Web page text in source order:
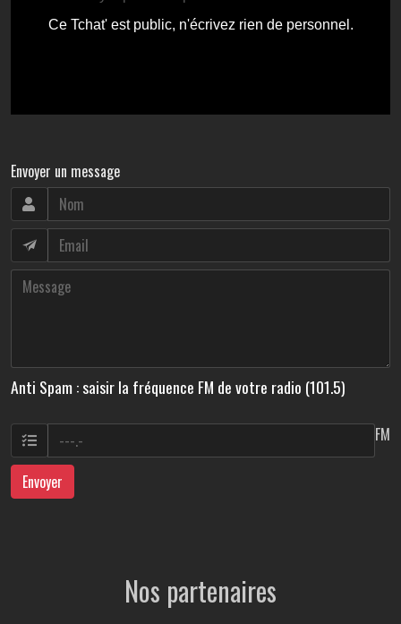
Envoyer un message
Anti Spam : saisir la fréquence FM de votre radio (101.5)
FM
Envoyer
Nos partenaires